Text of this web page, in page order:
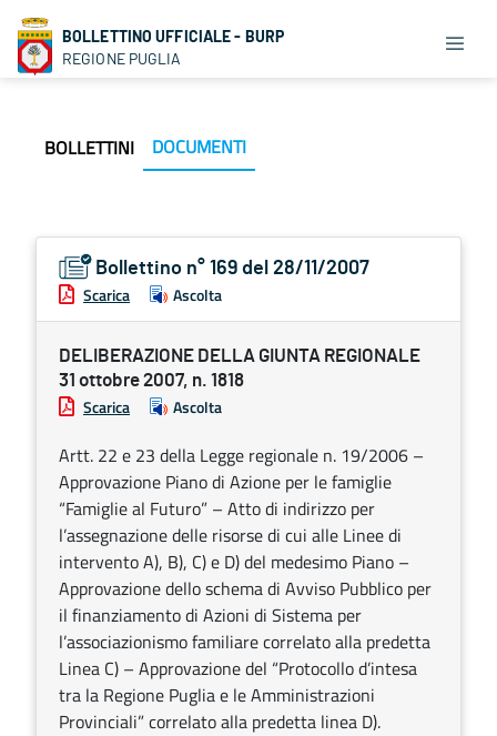
BOLLETTINO UFFICIALE - BURP
REGIONE PUGLIA
BOLLETTINI DOCUMENTI
Bollettino n° 169 del 28/11/2007
Scarica Ascolta
DELIBERAZIONE DELLA GIUNTA REGIONALE
31 ottobre 2007, n. 1818
Scarica Ascolta
Artt. 22 e 23 della Legge regionale n. 19/2006 –
Approvazione Piano di Azione per le famiglie
“Famiglie al Futuro” – Atto di indirizzo per
l’assegnazione delle risorse di cui alle Linee di
intervento A), B), C) e D) del medesimo Piano –
Approvazione dello schema di Avviso Pubblico per
il finanziamento di Azioni di Sistema per
l’associazionismo familiare correlato alla predetta
Linea C) – Approvazione del “Protocollo d’intesa
tra la Regione Puglia e le Amministrazioni
Provinciali” correlato alla predetta linea D).